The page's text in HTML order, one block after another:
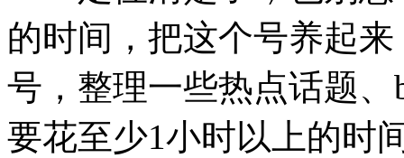
的时间，把这个号养起
号，整理一些热点话题
要花至少1小时以上的时